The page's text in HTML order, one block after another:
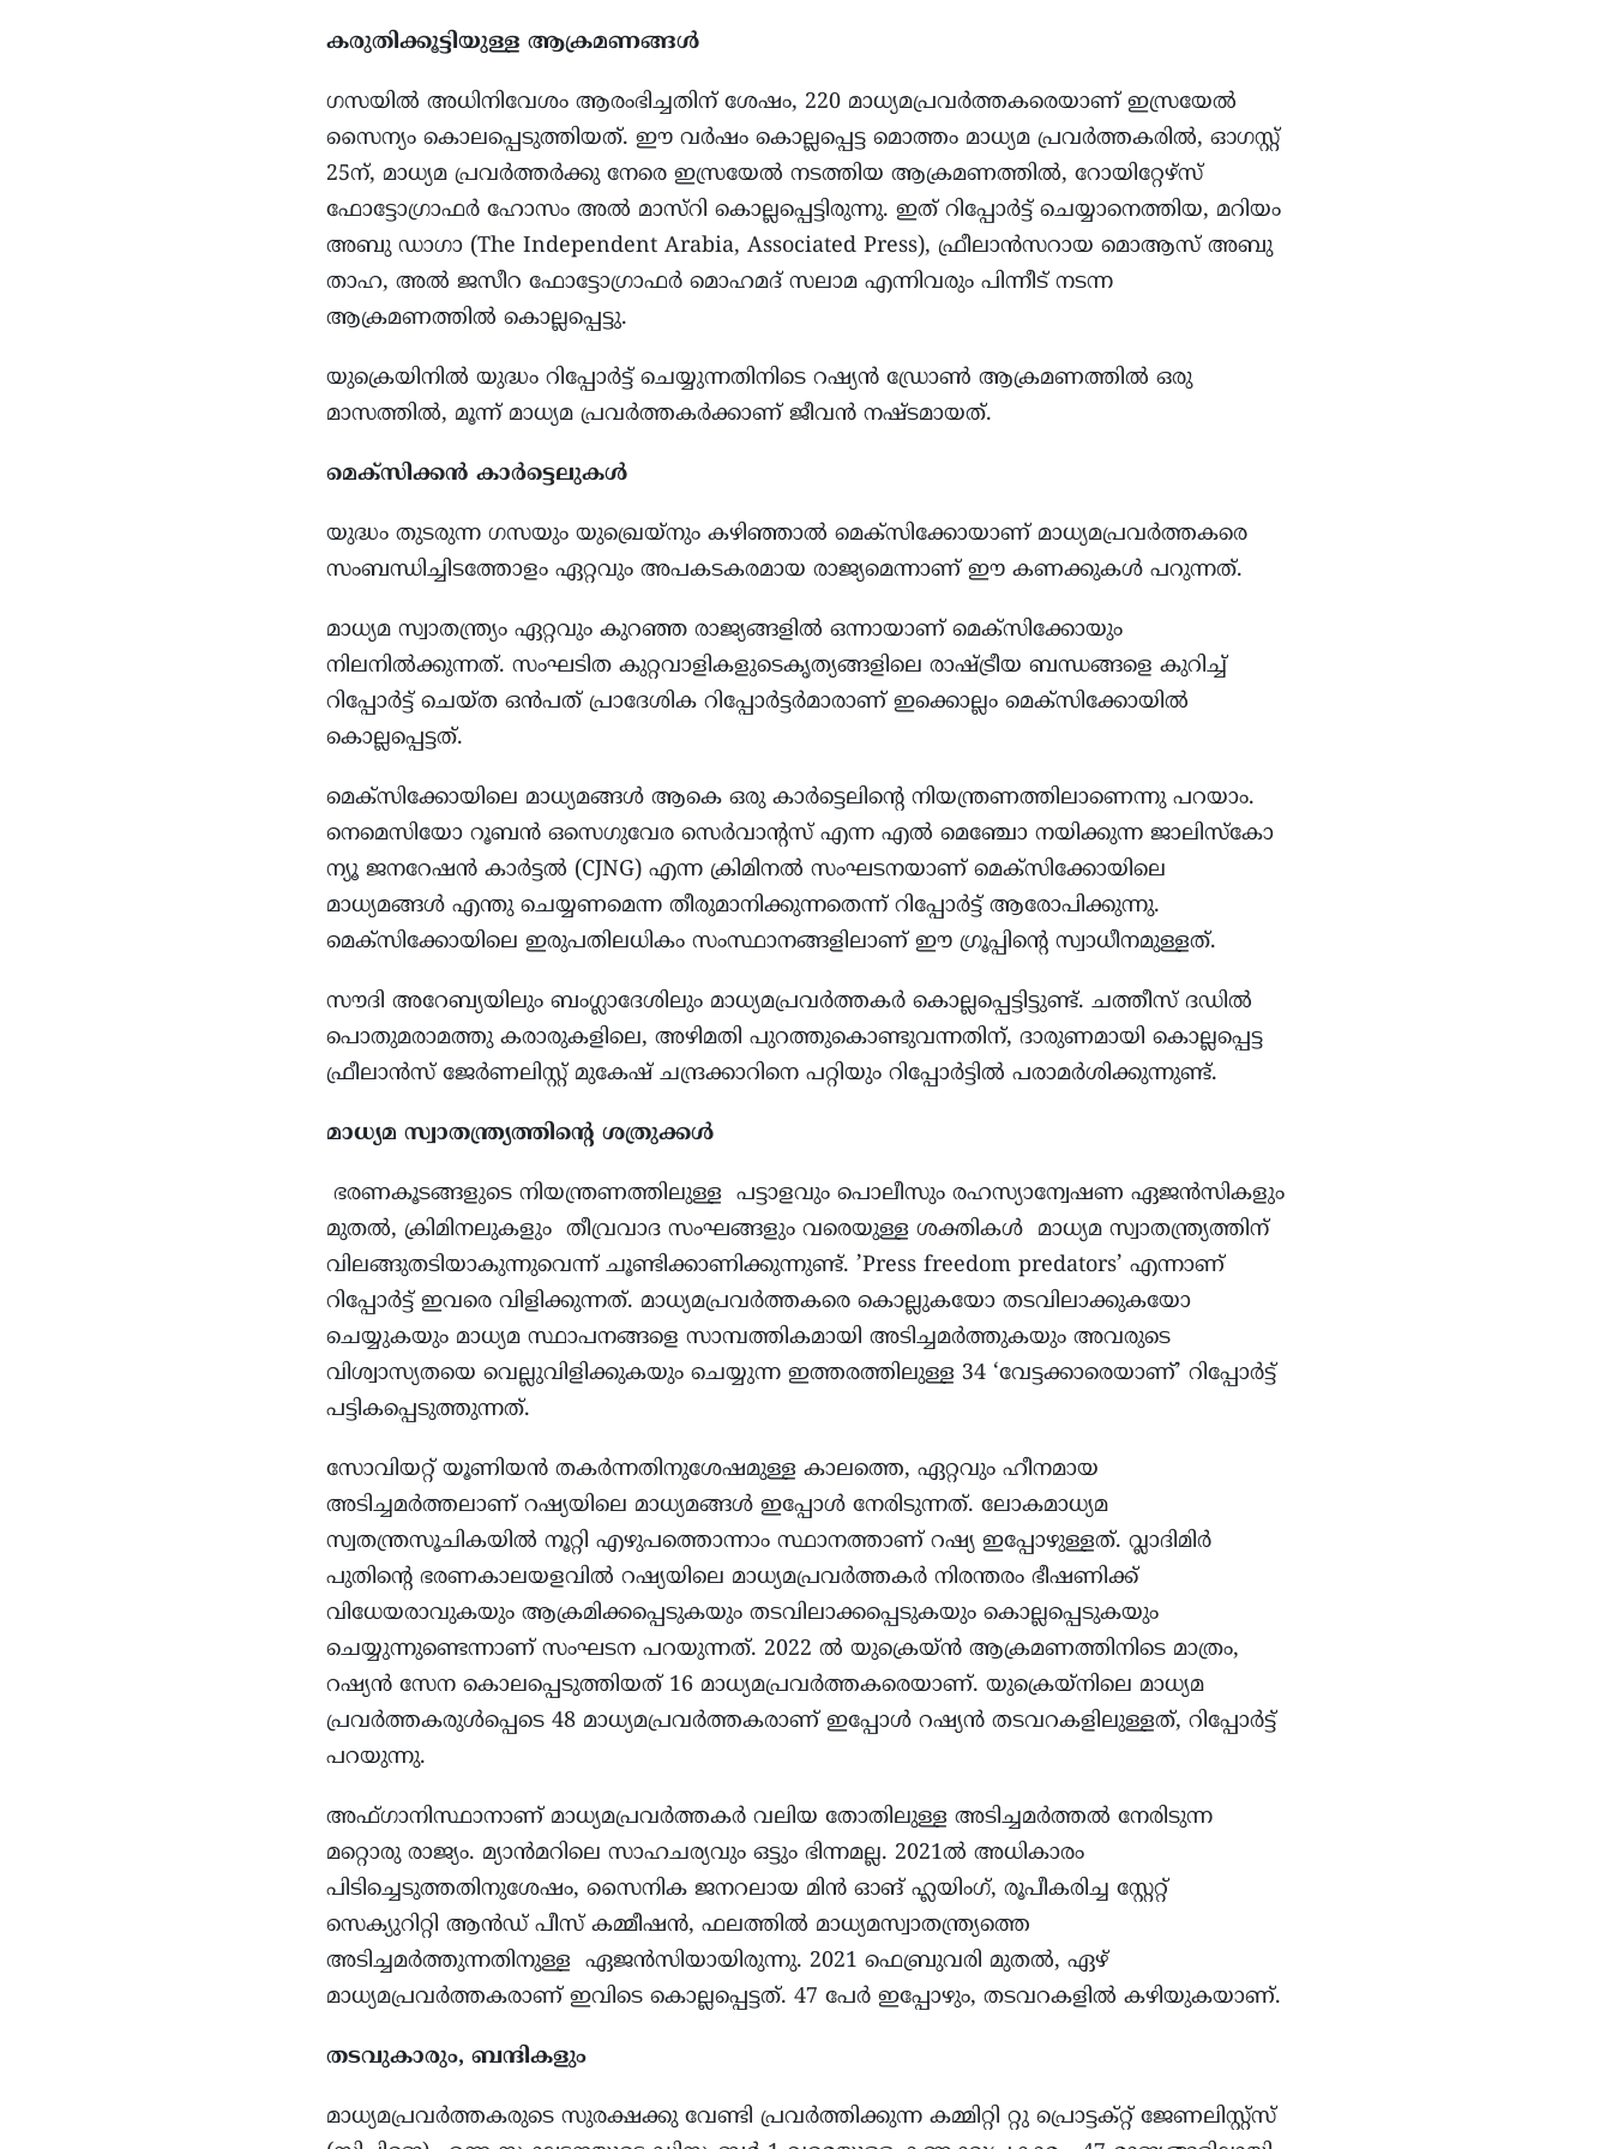
കരുതിക്കൂട്ടിയുള്ള ആക്രമണങ്ങള്‍
ഗസയിൽ അധിനിവേശം ആരംഭിച്ചതിന് ശേഷം, 220 മാധ്യമപ്രവർത്തകരെയാണ് ഇസ്രയേൽ
സൈന്യം കൊലപ്പെടുത്തിയത്. ഈ വർഷം കൊല്ലപ്പെട്ട മൊത്തം മാധ്യമ പ്രവർത്തകരിൽ, ഓഗസ്റ്റ്
25ന്, മാധ്യമ പ്രവർത്തര്‍ക്കു നേരെ ഇസ്രയേൽ നടത്തിയ ആക്രമണത്തിൽ, റോയിറ്റേഴ്സ്
ഫോട്ടോഗ്രാഫർ ഹോസം അൽ മാസ്റി കൊല്ലപ്പെട്ടിരുന്നു. ഇത് റിപ്പോർട്ട് ചെയ്യാനെത്തിയ, മറിയം
അബു ഡാഗാ (The Independent Arabia, Associated Press), ഫ്രീലാൻസറായ മൊആസ് അബു
താഹ, അൽ ജസീറ ഫോട്ടോഗ്രാഫർ മൊഹമദ് സലാമ എന്നിവരും പിന്നീട് നടന്ന
ആക്രമണത്തിൽ കൊല്ലപ്പെട്ടു.
യുക്രെയിനിൽ യുദ്ധം റിപ്പോർട്ട് ചെയ്യുന്നതിനിടെ റഷ്യൻ ഡ്രോൺ ആക്രമണത്തിൽ ഒരു
മാസത്തിൽ, മൂന്ന് മാധ്യമ പ്രവർത്തകർക്കാണ് ജീവൻ നഷ്ടമായത്.
മെക്സിക്കന്‍ കാര്‍ട്ടെലുകള്‍
യുദ്ധം തുടരുന്ന ഗസയും യുഖ്രെയ്നും കഴിഞ്ഞാല്‍ മെക്സിക്കോയാണ് മാധ്യമപ്രവര്‍ത്തകരെ
സംബന്ധിച്ചിടത്തോളം ഏറ്റവും അപകടകരമായ രാജ്യമെന്നാണ് ഈ കണക്കുകള്‍ പറുന്നത്.
മാധ്യമ സ്വാതന്ത്ര്യം ഏറ്റവും കുറഞ്ഞ രാജ്യങ്ങളിൽ ഒന്നായാണ് മെക്സിക്കോയും
നിലനിൽക്കുന്നത്. സംഘടിത കുറ്റവാളികളുടെകൃത്യങ്ങളിലെ രാഷ്ട്രീയ ബന്ധങ്ങളെ കുറിച്ച്
റിപ്പോർട്ട് ചെയ്ത ഒൻപത് പ്രാദേശിക റിപ്പോർട്ടർമാരാണ് ഇക്കൊല്ലം മെക്സിക്കോയിൽ
കൊല്ലപ്പെട്ടത്.
മെക്സിക്കോയിലെ മാധ്യമങ്ങള്‍ ആകെ ഒരു കാര്‍ട്ടെലിന്‍റെ നിയന്ത്രണത്തിലാണെന്നു പറയാം.
നെമെസിയോ റൂബൻ ഒസെഗുവേര സെർവാന്റസ് എന്ന എൽ മെഞ്ചോ നയിക്കുന്ന ജാലിസ്കോ
ന്യൂ ജനറേഷൻ കാർട്ടൽ (CJNG) എന്ന ക്രിമിനൽ സംഘടനയാണ് മെക്സിക്കോയിലെ
മാധ്യമങ്ങള്‍ എന്തു ചെയ്യണമെന്ന തീരുമാനിക്കുന്നതെന്ന് റിപ്പോര്‍ട്ട് ആരോപിക്കുന്നു.
മെക്സിക്കോയിലെ ഇരുപതിലധികം സംസ്ഥാനങ്ങളിലാണ് ഈ ഗ്രൂപ്പിൻ്റെ സ്വാധീനമുള്ളത്.
സൗദി അറേബ്യയിലും ബംഗ്ലാദേശിലും മാധ്യമപ്രവർത്തകർ കൊല്ലപ്പെട്ടിട്ടുണ്ട്. ചത്തീസ് ദഡില്‍
പൊതുമരാമത്തു കരാരുകളിലെ, അഴിമതി പുറത്തുകൊണ്ടുവന്നതിന്, ദാരുണമായി കൊല്ലപ്പെട്ട
ഫ്രീലാൻസ് ജേർണലിസ്റ്റ് മുകേഷ് ചന്ദ്രക്കാറിനെ പറ്റിയും റിപ്പോർട്ടിൽ പരാമർശിക്കുന്നുണ്ട്.
മാധ്യമ സ്വാതന്ത്ര്യത്തിന്റെ ശത്രുക്കൾ
ഭരണകൂടങ്ങളുടെ നിയന്ത്രണത്തിലുള്ള പട്ടാളവും പൊലീസും രഹസ്യാന്വേഷണ ഏജൻസികളും
മുതല്‍, ക്രിമിനലുകളും തീവ്രവാദ സംഘങ്ങളും വരെയുള്ള ശക്തികള്‍ മാധ്യമ സ്വാതന്ത്ര്യത്തിന്
വിലങ്ങുതടിയാകുന്നുവെന്ന് ചൂണ്ടിക്കാണിക്കുന്നുണ്ട്. ’Press freedom predators’ എന്നാണ്
റിപ്പോർട്ട് ഇവരെ വിളിക്കുന്നത്. മാധ്യമപ്രവർത്തകരെ കൊല്ലുകയോ തടവിലാക്കുകയോ
ചെയ്യുകയും മാധ്യമ സ്ഥാപനങ്ങളെ സാമ്പത്തികമായി അടിച്ചമർത്തുകയും അവരുടെ
വിശ്വാസ്യതയെ വെല്ലുവിളിക്കുകയും ചെയ്യുന്ന ഇത്തരത്തിലുള്ള 34 ‘വേട്ടക്കാരെയാണ്’ റിപ്പോർട്ട്
പട്ടികപ്പെടുത്തുന്നത്.
സോവിയറ്റ് യൂണിയൻ തകർന്നതിനുശേഷമുള്ള കാലത്തെ, ഏറ്റവും ഹീനമായ
അടിച്ചമർത്തലാണ് റഷ്യയിലെ മാധ്യമങ്ങള്‍ ഇപ്പോൾ നേരിടുന്നത്. ലോകമാധ്യമ
സ്വതന്ത്രസൂചികയിൽ നൂറ്റി എഴുപത്തൊന്നാം സ്ഥാനത്താണ് റഷ്യ ഇപ്പോഴുള്ളത്. വ്ലാദിമിർ
പുതിന്‍റെ ഭരണകാലയളവില്‍ റഷ്യയിലെ മാധ്യമപ്രവർത്തകർ നിരന്തരം ഭീഷണിക്ക്
വിധേയരാവുകയും ആക്രമിക്കപ്പെടുകയും തടവിലാക്കപ്പെടുകയും കൊല്ലപ്പെടുകയും
ചെയ്യുന്നുണ്ടെന്നാണ് സംഘടന പറയുന്നത്. 2022 ൽ യുക്രെയ്ൻ ആക്രമണത്തിനിടെ മാത്രം,
റഷ്യൻ സേന കൊലപ്പെടുത്തിയത് 16 മാധ്യമപ്രവർത്തകരെയാണ്. യുക്രെയ്നിലെ മാധ്യമ
പ്രവർത്തകരുൾപ്പെടെ 48 മാധ്യമപ്രവർത്തകരാണ് ഇപ്പോൾ റഷ്യൻ തടവറകളിലുള്ളത്, റിപ്പോർട്ട്
പറയുന്നു.
അഫ്ഗാനിസ്ഥാനാണ് മാധ്യമപ്രവര്‍ത്തകര്‍ വലിയ തോതിലുള്ള അടിച്ചമര്‍ത്തല്‍ നേരിടുന്ന
മറ്റൊരു രാജ്യം. മ്യാൻമറിലെ സാഹചര്യവും ഒട്ടും ഭിന്നമല്ല. 2021ൽ അധികാരം
പിടിച്ചെടുത്തതിനുശേഷം, സൈനിക ജനറലായ മിൻ ഓങ് ഹ്ലയിംഗ്, രൂപീകരിച്ച സ്റ്റേറ്റ്
സെക്യുറിറ്റി ആൻഡ് പീസ് കമ്മീഷൻ, ഫലത്തില്‍ മാധ്യമസ്വാതന്ത്ര്യത്തെ
അടിച്ചമർത്തുന്നതിനുള്ള ഏജന്‍സിയായിരുന്നു. 2021 ഫെബ്രുവരി മുതൽ, ഏഴ്
മാധ്യമപ്രവർത്തകരാണ് ഇവിടെ കൊല്ലപ്പെട്ടത്. 47 പേർ ഇപ്പോഴും, തടവറകളിൽ കഴിയുകയാണ്.
തടവുകാരും, ബന്ദികളും
മാധ്യമപ്രവര്‍ത്തകരുടെ സുരക്ഷക്കു വേണ്ടി പ്രവര്‍ത്തിക്കുന്ന കമ്മിറ്റി റ്റു പ്രൊട്ടക്റ്റ് ജേണലിസ്റ്റ്സ്